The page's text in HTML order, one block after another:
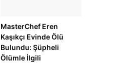
MasterChef Eren
Kaşıkçı Evinde Ölü
Bulundu: Şüpheli
Ölümle İlgili